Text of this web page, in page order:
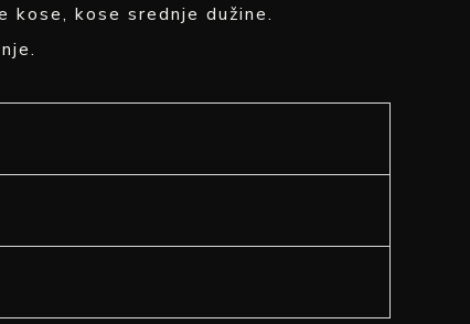
kose, kose srednje dužine.